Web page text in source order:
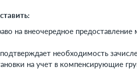
на внеочередное предоставление
необходимость
на учет в компенсирующие